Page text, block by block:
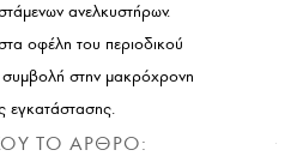
ανελκυστήρων.
οφέλη του περιοδικού
συμβολή στην μακρόχρονη
εγκατάστασης.
ΤΟ ΑΡΘΡΟ: